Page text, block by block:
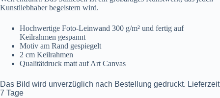
Kunstliebhaber begeistern wird.
Hochwertige Foto-Leinwand 300 g/m² und fertig auf
Keilrahmen gespannt
Motiv am Rand gespiegelt
2 cm Keilrahmen
Qualitätdruck matt auf Art Canvas
Das Bild wird unverzüglich nach Bestellung gedruckt. Lieferzeit
7 Tage